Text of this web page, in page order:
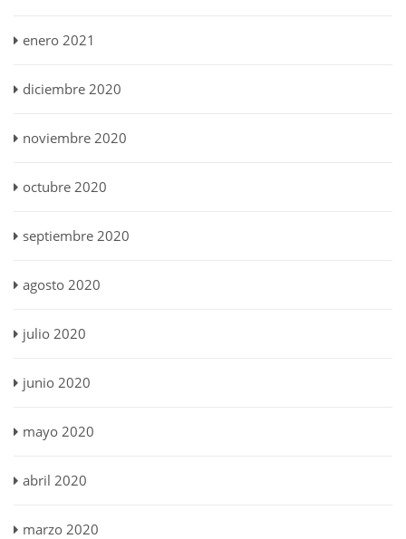
enero 2021
diciembre 2020
noviembre 2020
octubre 2020
septiembre 2020
agosto 2020
julio 2020
junio 2020
mayo 2020
abril 2020
marzo 2020